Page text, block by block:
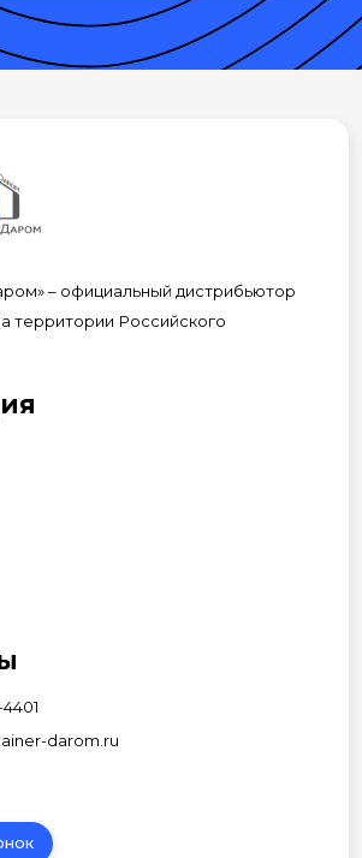
– официальный дистрибьютор
территории Российского
darom.ru